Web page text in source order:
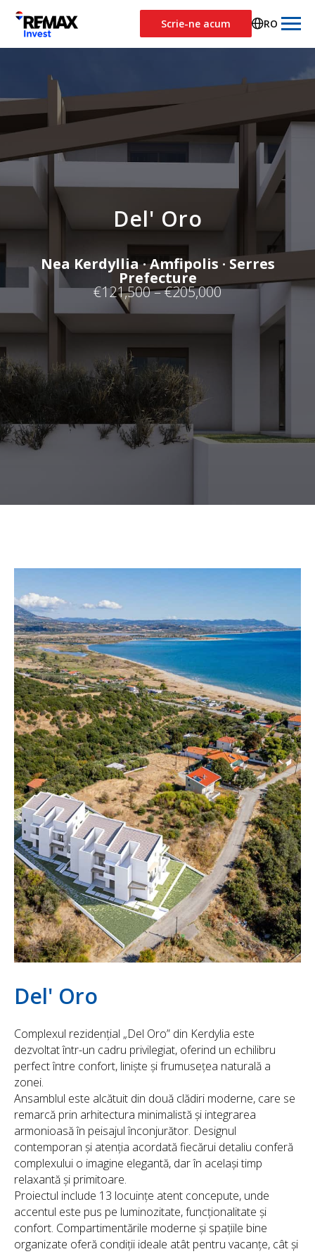
Scrie-ne acum RO
Del' Oro
Nea Kerdyllia · Amfipolis · Serres
Prefecture
€121,500 – €205,000
Del' Oro
Complexul rezidențial „Del Oro” din Kerdylia este
dezvoltat într-un cadru privilegiat, oferind un echilibru
perfect între confort, liniște și frumusețea naturală a
zonei.
Ansamblul este alcătuit din două clădiri moderne, care se
remarcă prin arhitectura minimalistă și integrarea
armonioasă în peisajul înconjurător. Designul
contemporan și atenția acordată fiecărui detaliu conferă
complexului o imagine elegantă, dar în același timp
relaxantă și primitoare.
Proiectul include 13 locuințe atent concepute, unde
accentul este pus pe luminozitate, funcționalitate și
confort. Compartimentările moderne și spațiile bine
organizate oferă condiții ideale atât pentru vacanțe, cât și